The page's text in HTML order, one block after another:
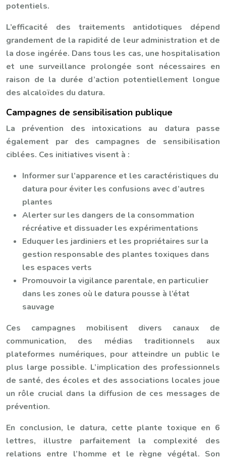
potentiels.
L’efficacité des traitements antidotiques dépend
grandement de la rapidité de leur administration et de
la dose ingérée. Dans tous les cas, une hospitalisation
et une surveillance prolongée sont nécessaires en
raison de la durée d’action potentiellement longue
des alcaloïdes du datura.
Campagnes de sensibilisation publique
La prévention des intoxications au datura passe
également par des campagnes de sensibilisation
ciblées. Ces initiatives visent à :
Informer sur l’apparence et les caractéristiques du
datura pour éviter les confusions avec d’autres
plantes
Alerter sur les dangers de la consommation
récréative et dissuader les expérimentations
Eduquer les jardiniers et les propriétaires sur la
gestion responsable des plantes toxiques dans
les espaces verts
Promouvoir la vigilance parentale, en particulier
dans les zones où le datura pousse à l’état
sauvage
Ces campagnes mobilisent divers canaux de
communication, des médias traditionnels aux
plateformes numériques, pour atteindre un public le
plus large possible. L’implication des professionnels
de santé, des écoles et des associations locales joue
un rôle crucial dans la diffusion de ces messages de
prévention.
En conclusion, le datura, cette plante toxique en 6
lettres, illustre parfaitement la complexité des
relations entre l’homme et le règne végétal. Son